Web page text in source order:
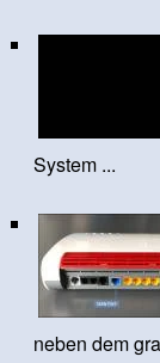
System ...
neben dem